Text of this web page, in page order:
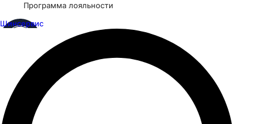
Программа лояльности
Шинсервис